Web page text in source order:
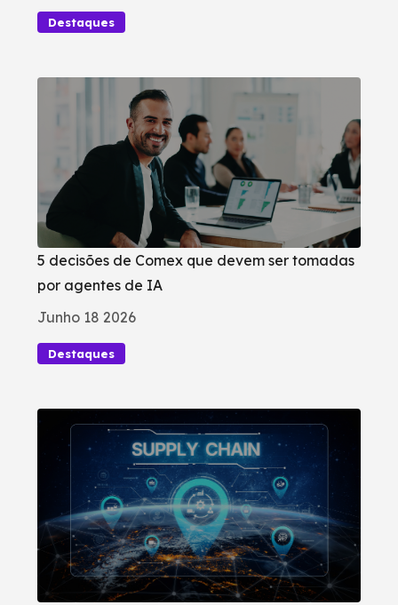
Destaques
5 decisões de Comex que devem ser tomadas
por agentes de IA
Junho 18 2026
Destaques